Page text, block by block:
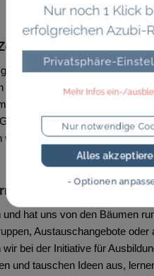
ausbilden möchten, dann
geeignetes Zeitbudget zur
mit den Azubis in Kontakt zu
zu führen und auch
die Ausbildung gut.
hat uns von den Bäumen
Austauschangebote oder
bei der Initiative für
und tauschen Ideen aus,
Nur noch 1 Klick
erfolgreichen Azubi-
Privatsphäre-
Mehr Infos ein-/
Nur notwendige
Alles
- Optionen